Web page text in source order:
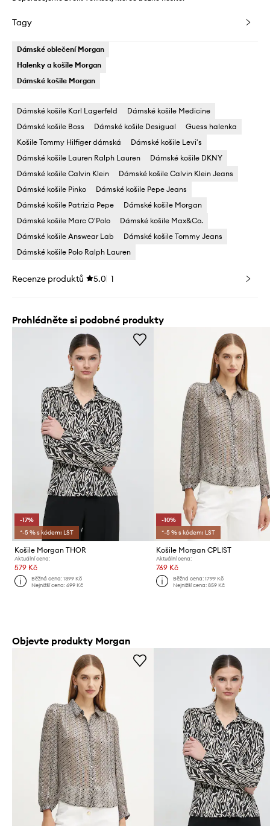
Tagy
Dámské oblečení Morgan
Halenky a košile Morgan
Dámské košile Morgan
Dámské košile Karl Lagerfeld
Dámské košile Medicine
Dámské košile Boss
Dámské košile Desigual
Guess halenka
Košile Tommy Hilfiger dámská
Dámské košile Levi's
Dámské košile Lauren Ralph Lauren
Dámské košile DKNY
Dámské košile Calvin Klein
Dámské košile Calvin Klein Jeans
Dámské košile Pinko
Dámské košile Pepe Jeans
Dámské košile Patrizia Pepe
Dámské košile Morgan
Dámské košile Marc O'Polo
Dámské košile Max&Co.
Dámské košile Answear Lab
Dámské košile Tommy Jeans
Dámské košile Polo Ralph Lauren
Recenze produktů 5.0 1
Prohlédněte si podobné produkty
-17%
*-5 % s kódem: LST
Košile Morgan THOR
Aktuální cena:
579 Kč
Běžná cena:1399 Kč
Nejnižší cena:699 Kč
-10%
*-5 % s kódem: LST
Košile Morgan CPLIST
Aktuální cena:
769 Kč
Běžná cena: 1799 Kč
Nejnižší cena: 859 Kč
Objevte produkty Morgan